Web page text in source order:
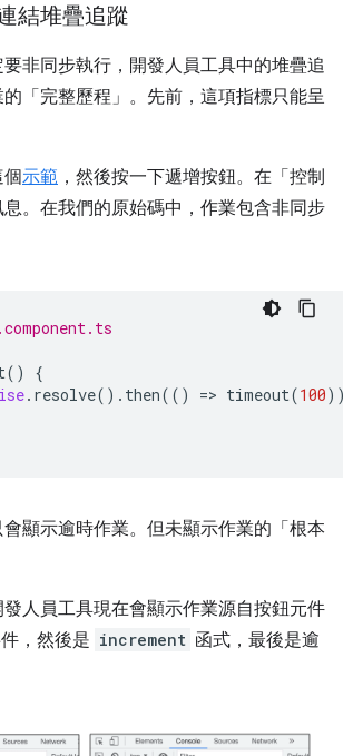
結堆疊追蹤
非同步執行，開發人員工具中的堆疊追
「完整歷程」。先前，這項指標只能呈
示範 ，然後按一下遞增按鈕。在「控制
。在我們的原始碼中，作業包含非同步
()
{
. resolve(). then(() => timeout(100
顯示逾時作業。但未顯示作業的「根本
人員工具現在會顯示作業源自按鈕元件
，然後是 increment 函式，最後是逾